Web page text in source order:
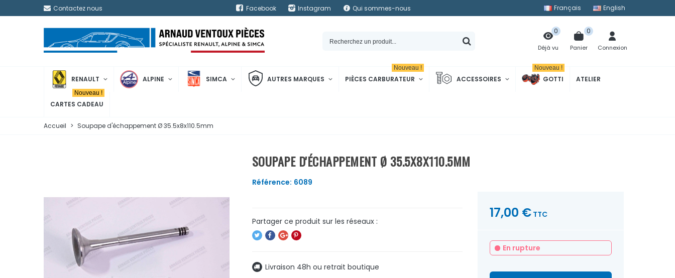
Contactez nous Facebook Instagram Qui sommes-nous Français English
Déjà vu
0
Panier
0
Connexion
RENAULT ALPINE SIMCA AUTRES MARQUES PIÈCES CARBURATEUR
Nouveau !
ACCESSOIRES GOTTI
Nouveau !
ATELIER
CARTES CADEAU
Nouveau !
Accueil > Soupape d'échappement Ø 35.5x8x110.5mm
SOUPAPE D'ÉCHAPPEMENT Ø 35.5X8X110.5MM
Référence: 6089
Livraison 48h ou retrait boutique
17,00 € TTC
En rupture